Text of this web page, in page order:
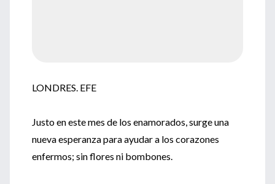
LONDRES. EFE
Justo en este mes de los enamorados, surge una
nueva esperanza para ayudar a los corazones
enfermos; sin flores ni bombones.